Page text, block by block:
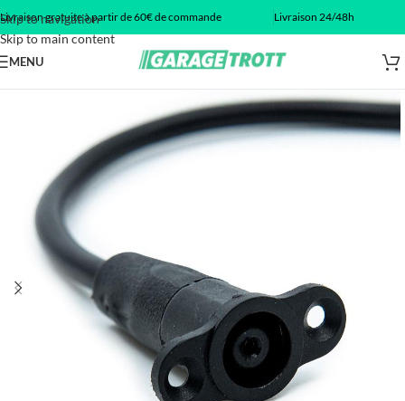
Skip to navigation
Skip to main content
Livraison gratuite à partir de 60€ de commande Livraison 24/48h
MENU